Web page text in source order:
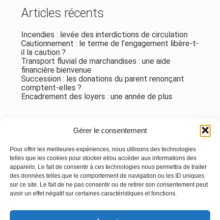
Gérer le consentement
Pour offrir les meilleures expériences, nous utilisons des technologies
telles que les cookies pour stocker et/ou accéder aux informations des
appareils. Le fait de consentir à ces technologies nous permettra de traiter
des données telles que le comportement de navigation ou les ID uniques
sur ce site. Le fait de ne pas consentir ou de retirer son consentement peut
avoir un effet négatif sur certaines caractéristiques et fonctions.
Articles récents
Incendies : levée des interdictions de circulation
Cautionnement : le terme de l’engagement libère-t-
il la caution ?
Transport fluvial de marchandises : une aide
financière bienvenue
Succession : les donations du parent renonçant
comptent-elles ?
Encadrement des loyers : une année de plus
Aucun commentaire à afficher.